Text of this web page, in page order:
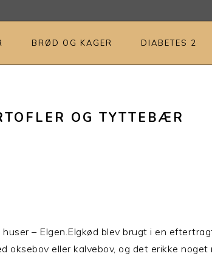
BRØD OG KAGER DIABETES 2
OG TYTTEBÆR
– Elgen.Elgkød blev brugt i en
eller kalvebov, og det erikke